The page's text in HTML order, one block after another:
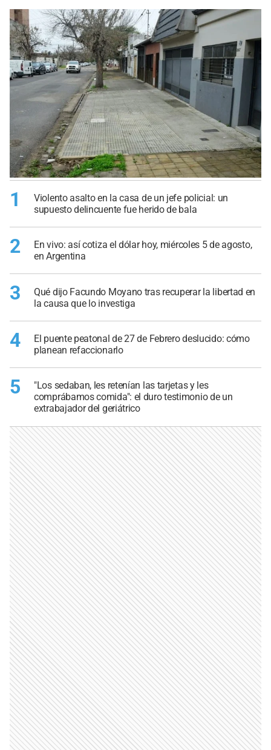
1
Violento asalto en la casa de un jefe policial: un
supuesto delincuente fue herido de bala
2
En vivo: así cotiza el dólar hoy, miércoles 5 de agosto,
en Argentina
3
Qué dijo Facundo Moyano tras recuperar la libertad en
la causa que lo investiga
4
El puente peatonal de 27 de Febrero deslucido: cómo
planean refaccionarlo
5
"Los sedaban, les retenían las tarjetas y les
comprábamos comida": el duro testimonio de un
extrabajador del geriátrico